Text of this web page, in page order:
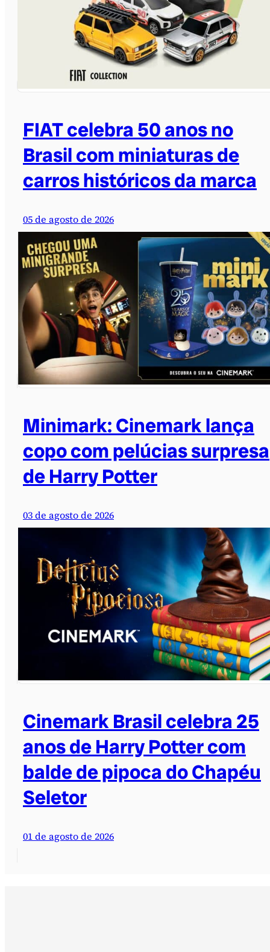
FIAT celebra 50 anos no
Brasil com miniaturas de
carros históricos da marca
05 de agosto de 2026
Minimark: Cinemark lança
copo com pelúcias surpresa
de Harry Potter
03 de agosto de 2026
Cinemark Brasil celebra 25
anos de Harry Potter com
balde de pipoca do Chapéu
Seletor
01 de agosto de 2026